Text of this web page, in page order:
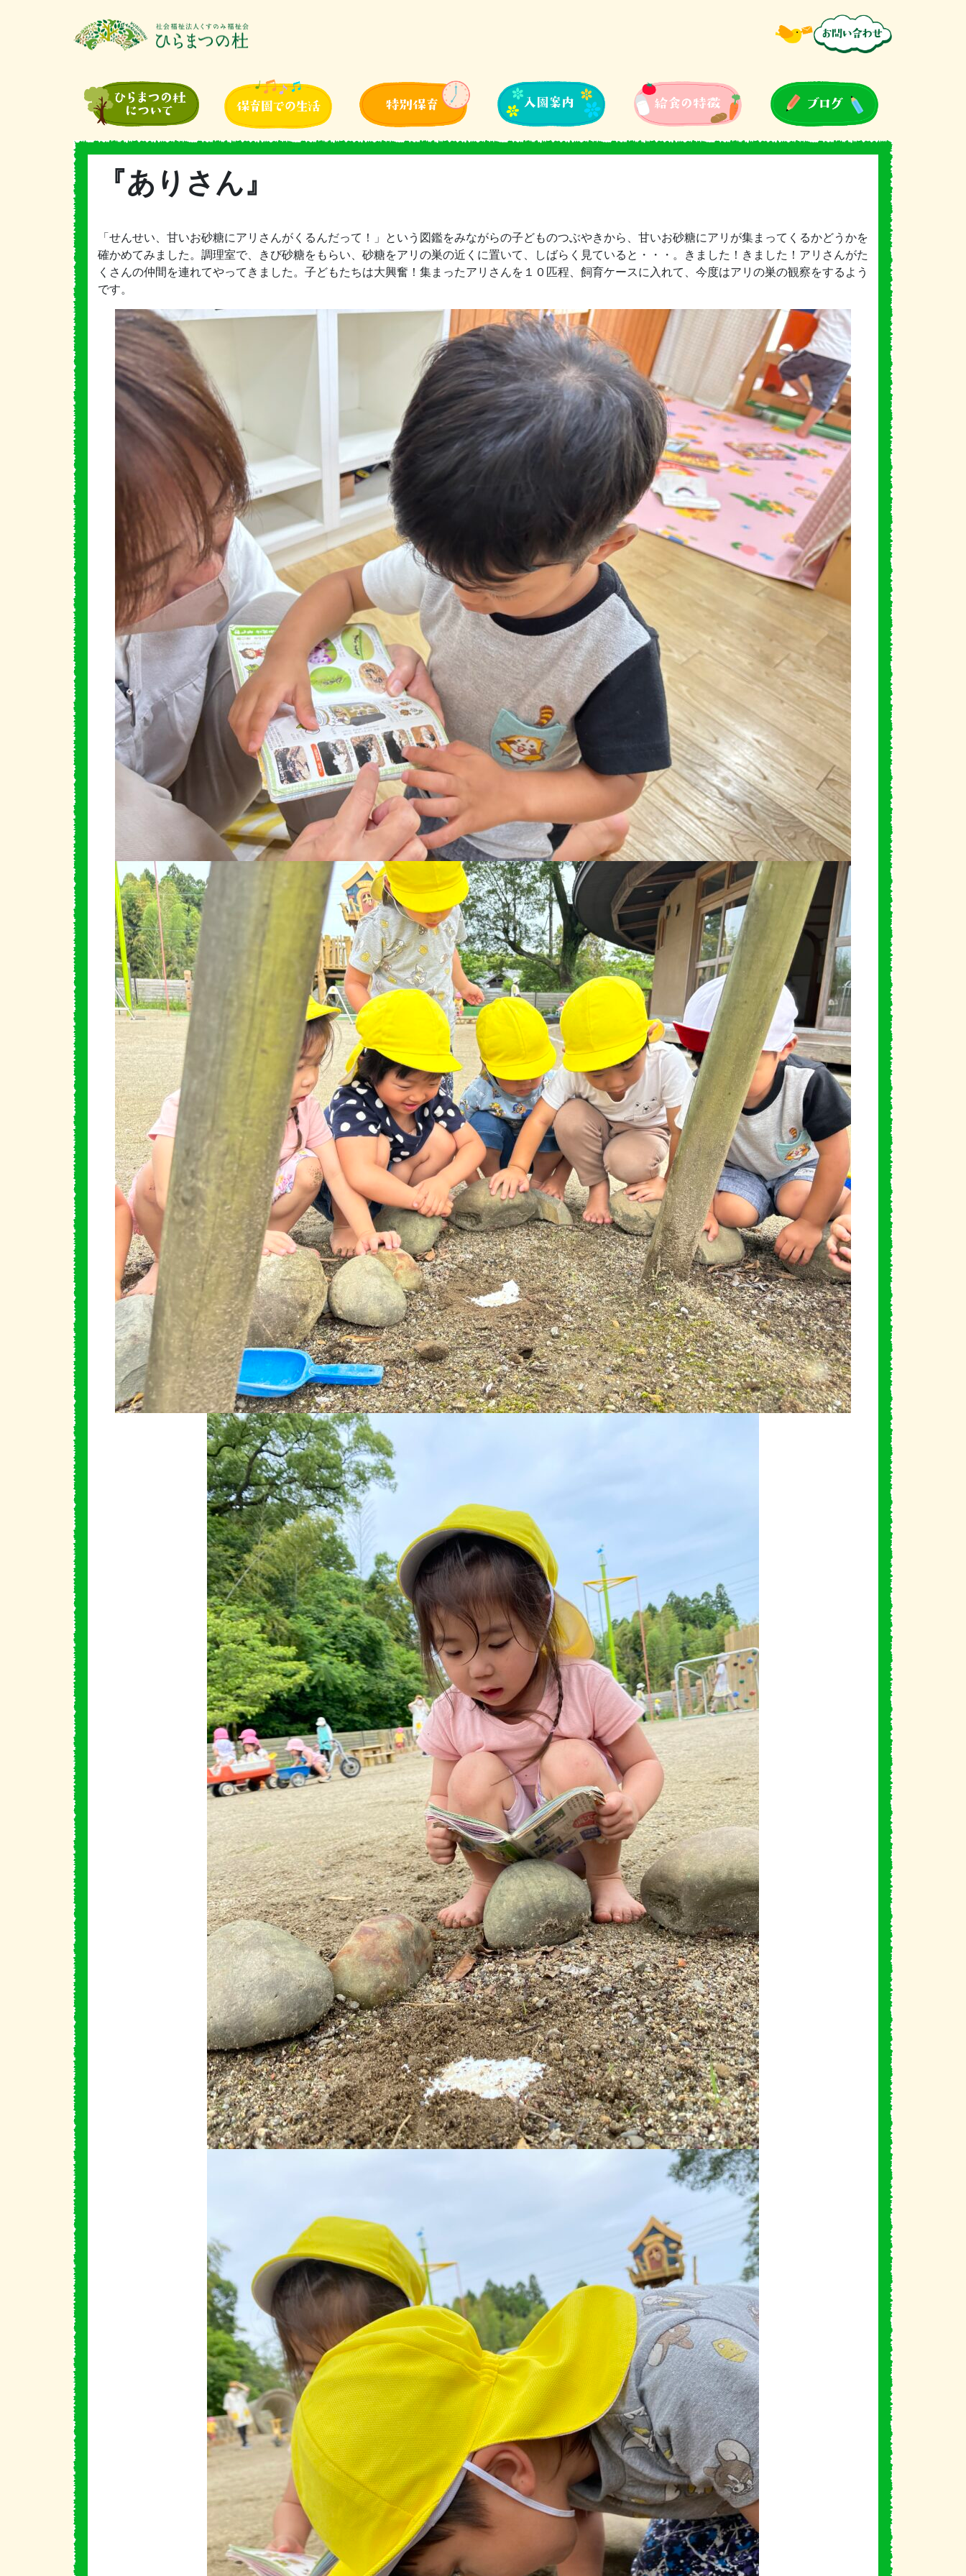
『ありさん』
「せんせい、甘いお砂糖にアリさんがくるんだって！」という図鑑をみながらの子どものつぶやきから、甘いお砂糖にアリが集まってくるかどうかを
確かめてみました。調理室で、きび砂糖をもらい、砂糖をアリの巣の近くに置いて、しばらく見ていると・・・。きました！きました！アリさんがた
くさんの仲間を連れてやってきました。子どもたちは大興奮！集まったアリさんを１０匹程、飼育ケースに入れて、今度はアリの巣の観察をするよう
です。